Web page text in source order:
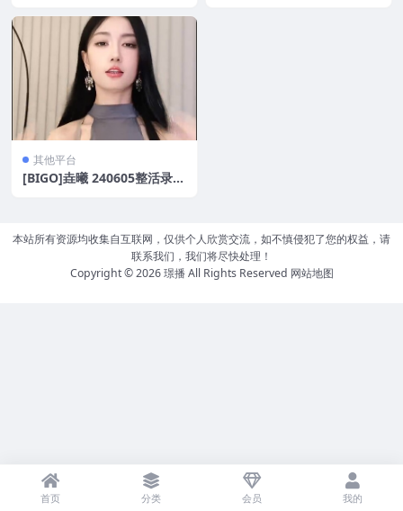
G]
其他平台
[BIGO]垚曦 240605整活录制
本站所有资源均收集自互联网，仅供个人欣赏交流，如不慎侵犯了您的权益，请
联系我们，我们将尽快处理！
Copyright © 2026璟播All Rights Reserved 网站地图
首页 分类 会员 我的